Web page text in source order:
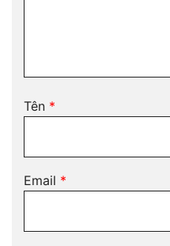
Tên *
Email *